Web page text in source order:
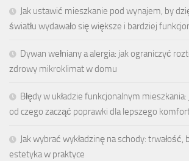
Jak ustawić mieszkanie pod wynajem, by
światłu wydawało się większe i bardziej
Dywan wełniany a alergia: jak ograniczyć
zdrowy mikroklimat w domu
Błędy w układzie funkcjonalnym
od czego zacząć poprawki dla lepszego
Jak wybrać wykładzinę na schody:
estetyka w praktyce